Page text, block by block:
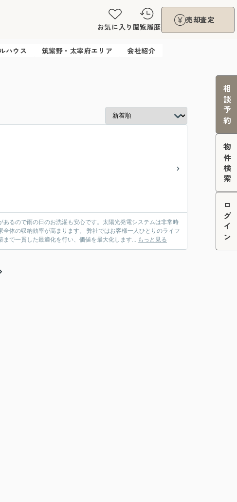
お気に入り 閲覧履歴
売却査定
ハウス 筑紫野・太宰府エリア 会社紹介
るので雨の日のお洗濯も安心です。太陽光発電システムは非常時
体の収納効率が高まります。 弊社ではお客様一人ひとりのライフ
で一貫した最適化を行い、価値を最大化します... もっと見る
相談予約
物件検索
ログイン